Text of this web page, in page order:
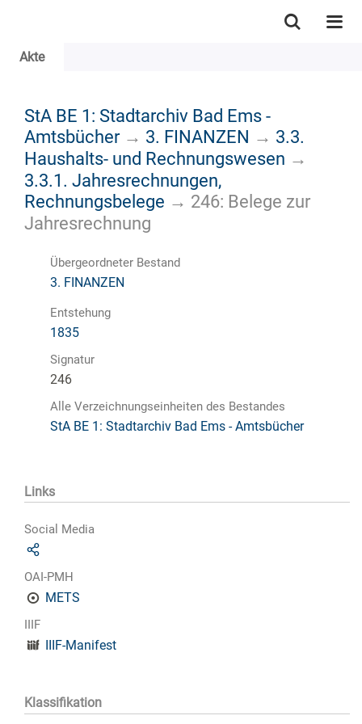
Akte
StA BE 1: Stadtarchiv Bad Ems -
Amtsbücher→ 3. FINANZEN → 3.3.
Haushalts- und Rechnungswesen →
3.3.1. Jahresrechnungen,
Rechnungsbelege → 246: Belege zur
Jahresrechnung
Übergeordneter Bestand
3. FINANZEN
Entstehung
1835
Signatur
246
Alle Verzeichnungseinheiten des Bestandes
StA BE 1: Stadtarchiv Bad Ems - Amtsbücher
Links
Social Media
OAI-PMH
METS
IIIF
IIIF-Manifest
Klassifikation